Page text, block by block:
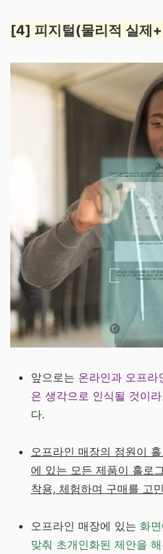
[4] 피지털(물리적 실제
앞으로는 온라인과 오프
은 생각으로 인식될 것이
다.
오프라인 매장의 점원이
에 있는 모든 제품이 홀로
착용, 체험하며 구매를 고민
오프라인 매장에 있는 화
맞춰 초개인화된 제안을